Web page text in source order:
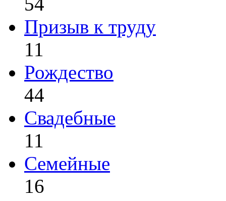
Призыв к труду
11
Рождество
44
Свадебные
11
Семейные
16